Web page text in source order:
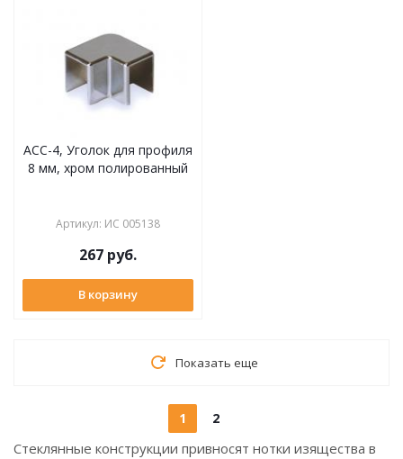
ACC-4, Уголок для профиля
8 мм, хром полированный
Артикул: ИС 005138
267 руб.
В корзину
Показать еще
1 2
Стеклянные конструкции привносят нотки изящества в